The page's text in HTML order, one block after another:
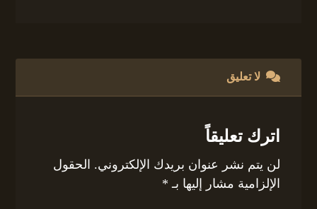
لا تعليق
اترك تعليقاً
لن يتم نشر عنوان بريدك الإلكتروني. الحقول
الإلزامية مشار إليها بـ *